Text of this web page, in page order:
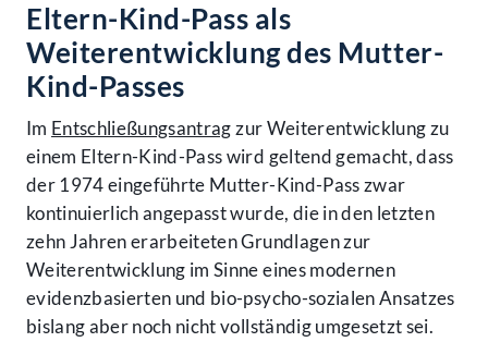
Eltern-Kind-Pass als
Weiterentwicklung des Mutter-
Kind-Passes
Im Entschließungsantragzur Weiterentwicklung zu
einem Eltern-Kind-Pass wird geltend gemacht, dass
der 1974 eingeführte Mutter-Kind-Pass zwar
kontinuierlich angepasst wurde, die in den letzten
zehn Jahren erarbeiteten Grundlagen zur
Weiterentwicklung im Sinne eines modernen
evidenzbasierten und bio-psycho-sozialen Ansatzes
bislang aber noch nicht vollständig umgesetzt sei.